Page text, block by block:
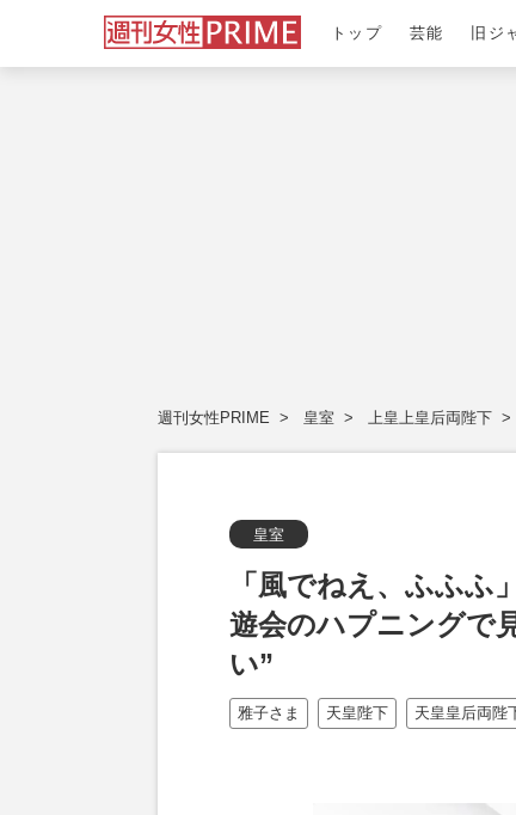
トップ 芸能 旧ジ
週刊女性PRIME 皇室 上皇上皇后両陛下
皇室
「風でねえ、ふふふ
遊会のハプニングで
い”
雅子さま 天皇陛下 天皇皇后両陛